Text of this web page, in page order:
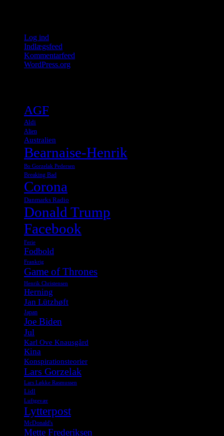
Log ind
Indlægsfeed
Kommentarfeed
WordPress.org
AGF
Aldi
Alien
Australien
Bearnaise-Henrik
Bo Gorzelak Pedersen
Breaking Bad
Corona
Danmarks Radio
Donald Trump
Facebook
Ferie
Fodbold
Frankrig
Game of Thrones
Henrik Christensen
Herning
Jan Lützhøft
Japan
Joe Biden
Jul
Karl Ove Knausgård
Kina
Konspirationsteorier
Lars Gorzelak
Lars Løkke Rasmussen
Lidl
Luftgevær
Lytterpost
McDonald's
Mette Frederiksen